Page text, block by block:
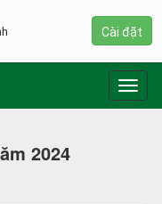
2024
Cài đặt